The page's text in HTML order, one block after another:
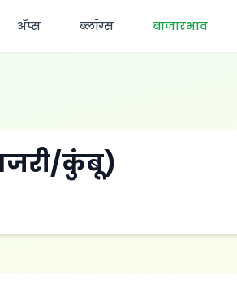
अ‍ॅप्स ब्लॉग्स बाजारभाव
कुंबू)